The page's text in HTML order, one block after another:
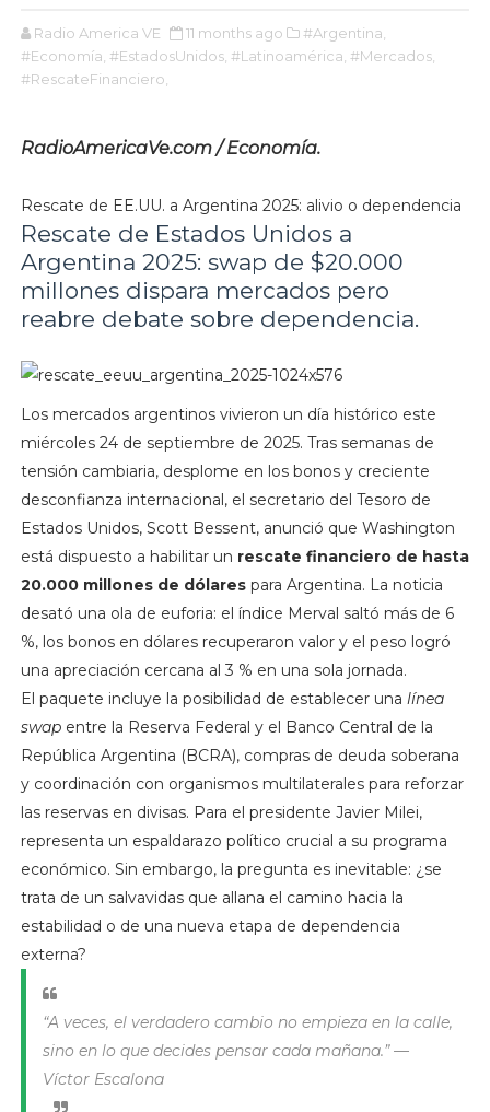
Radio America VE 11 months ago
#Argentina,
#Economía, #EstadosUnidos, #Latinoamérica, #Mercados,
#RescateFinanciero,
RadioAmericaVe.com / Economía.
Rescate de EE.UU. a Argentina 2025: alivio o dependencia
Rescate de Estados Unidos a
Argentina 2025: swap de $20.000
millones dispara mercados pero
reabre debate sobre dependencia.
Los mercados argentinos vivieron un día histórico este
miércoles 24 de septiembre de 2025. Tras semanas de
tensión cambiaria, desplome en los bonos y creciente
desconfianza internacional, el secretario del Tesoro de
Estados Unidos, Scott Bessent, anunció que Washington
está dispuesto a habilitar un rescate financiero de hasta
20.000 millones de dólarespara Argentina. La noticia
desató una ola de euforia: el índice Merval saltó más de 6
%, los bonos en dólares recuperaron valor y el peso logró
una apreciación cercana al 3 % en una sola jornada.
El paquete incluye la posibilidad de establecer una línea
swapentre la Reserva Federal y el Banco Central de la
República Argentina (BCRA), compras de deuda soberana
y coordinación con organismos multilaterales para reforzar
las reservas en divisas. Para el presidente Javier Milei,
representa un espaldarazo político crucial a su programa
económico. Sin embargo, la pregunta es inevitable: ¿se
trata de un salvavidas que allana el camino hacia la
estabilidad o de una nueva etapa de dependencia
externa?
“A veces, el verdadero cambio no empieza en la calle,
sino en lo que decides pensar cada mañana.” —
Víctor Escalona